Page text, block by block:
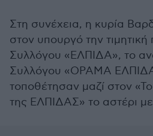
Στη συνέχεια, η κυρία
στον υπουργό την τιμητική
Συλλόγου «ΕΛΠΙΔΑ», το
Συλλόγου «ΟΡΑΜΑ
τοποθέτησαν μαζί στον
της ΕΛΠΙΔΑΣ» το αστέρι